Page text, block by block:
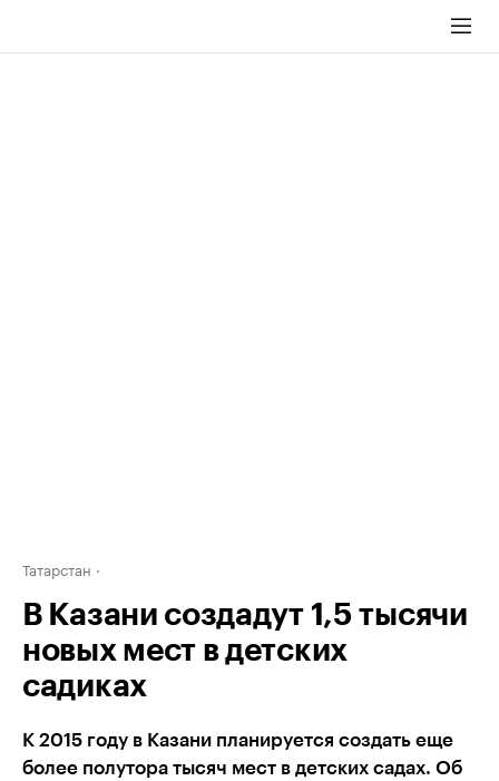
Татарстан
В Казани создадут 1,5 тысячи
новых мест в детских
садиках
К 2015 году в Казани планируется создать еще
более полутора тысяч мест в детских садах. Об